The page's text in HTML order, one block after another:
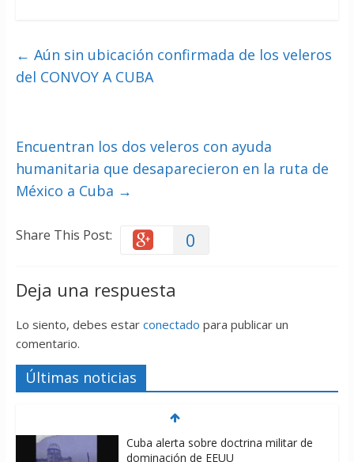
← Aún sin ubicación confirmada de los veleros
del CONVOY A CUBA
Encuentran los dos veleros con ayuda
humanitaria que desaparecieron en la ruta de
México a Cuba →
Share This Post: 0
Deja una respuesta
Lo siento, debes estar conectado para publicar un
comentario.
Últimas noticias
Cuba alerta sobre doctrina militar de
dominación de EEUU